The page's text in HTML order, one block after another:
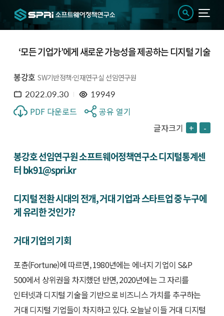
‘모든 기업가’에게 새로운 가능성을 제공하는 디지털 기술
봉강호 SW기반정책·인재연구실 선임연구원
2022.09.30 19949
PDF 다운로드
공유 열기
글자크기 + -
봉강호 선임연구원 소프트웨어정책연구소 디지털통계센
터 bk91@spri.kr
디지털 전환 시대의 전개, 거대 기업과 스타트업 중 누구에
게 유리한 것인가?
거대 기업의 기회
포츈(Fortune)에 따르면, 1980년에는 에너지 기업이 S&P
500에서 상위권을 차지했던 반면, 2020년에는 그 자리를
인터넷과 디지털 기술을 기반으로 비즈니스 가치를 추구하는
거대 디지털 기업들이 차지하고 있다. 오늘날 이들 거대 디지털